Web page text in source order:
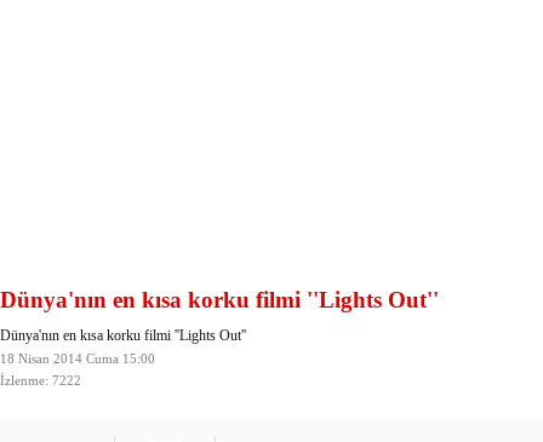
Dünya'nın en kısa korku filmi ''Lights Out''
Dünya'nın en kısa korku filmi ''Lights Out''
18 Nisan 2014 Cuma 15:00
İzlenme: 7222